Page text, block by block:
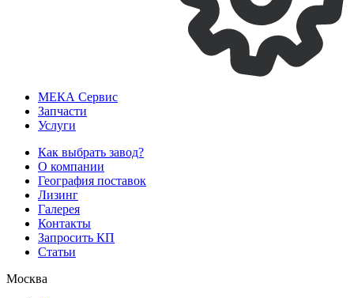
МЕКА Сервис
Запчасти
Услуги
Как выбрать завод?
О компании
География поставок
Лизинг
Галерея
Контакты
Запросить КП
Статьи
Москва